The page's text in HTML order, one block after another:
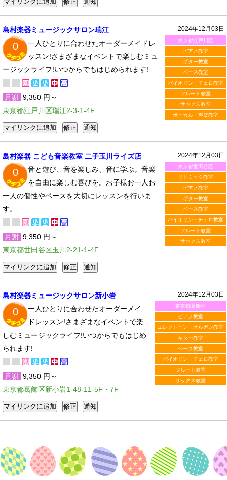
2024年12月03日
東京都江戸川区
ピアノ教室
ギター教室
ベース教室
バイオリン・チェロ教室
フルート教室
サックス教室
ボーカル・声楽教室
島村楽器ミュージックサロン瑞江
0
一人ひとりに合わせたオーダーメイドレ
ッスン!さまざまなイベントで楽しむミュ
ージックライフ!いつからでもはじめられます!
月謝 9,350 円～
東京都江戸川区瑞江2-3-1-4F
2024年12月03日
東京都世田谷区
リトミック教室
ピアノ教室
ギター教室
ベース教室
バイオリン・チェロ教室
フルート教室
サックス教室
島村楽器 こども音楽教室 二子玉川ライズ店
0
音と遊び、音を楽しみ、音に学ぶ。音楽
を自由に楽しむ喜びを。お子様お一人お
一人の個性やペースを大切にレッスンを行いま
す。
月謝 9,350 円～
東京都世田谷区玉川2-21-1-4F
2024年12月03日
東京都葛飾区
ピアノ教室
エレクトーン・オルガン教室
ギター教室
ベース教室
バイオリン・チェロ教室
フルート教室
サックス教室
島村楽器ミュージックサロン新小岩
0
一人ひとりに合わせたオーダーメイ
ドレッスン!さまざまなイベントで楽
しむミュージックライフ!いつからでもはじめ
られます!
月謝 9,350 円～
東京都葛飾区新小岩1-48-11-5F・7F